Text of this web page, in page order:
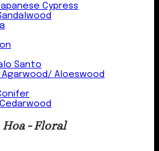
Cypress
Santo
Agarwood/ Aloeswood
Hoa - Floral